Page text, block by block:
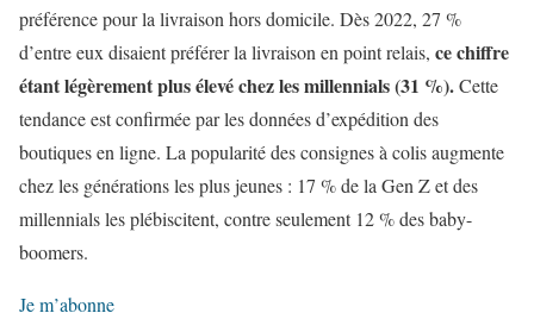
préférence pour la livraison hors domicile. Dès 2022, 27 %
d’entre eux disaient préférer la livraison en point relais, ce chiffre
étant légèrement plus élevé chez les millennials (31 %).Cette
tendance est confirmée par les données d’expédition des
boutiques en ligne. La popularité des consignes à colis augmente
chez les générations les plus jeunes : 17 % de la Gen Z et des
millennials les plébiscitent, contre seulement 12 % des baby-
boomers.
Je m’abonne